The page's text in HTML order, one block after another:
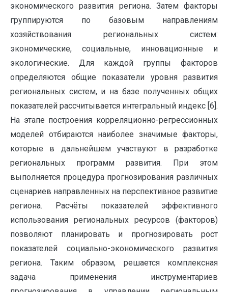
экономического развития региона. Затем факторы
группируются по базовым направлениям
хозяйствования региональных систем:
экономические, социальные, инновационные и
экологические. Для каждой группы факторов
определяются общие показатели уровня развития
региональных систем, и на базе полученных общих
показателей рассчитывается интегральный индекс [6].
На этапе построения корреляционно-регрессионных
моделей отбираются наиболее значимые факторы,
которые в дальнейшем участвуют в разработке
региональных программ развития. При этом
выполняется процедура прогнозирования различных
сценариев направленных на перспективное развитие
региона. Расчёты показателей эффективного
использования региональных ресурсов (факторов)
позволяют планировать и прогнозировать рост
показателей социально-экономического развития
региона. Таким образом, решается комплексная
задача применения инструментариев